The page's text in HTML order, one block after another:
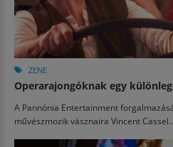
ZENE
Operarajongóknak egy
A Pannónia Entertainment
művészmozik vásznaira Vincent